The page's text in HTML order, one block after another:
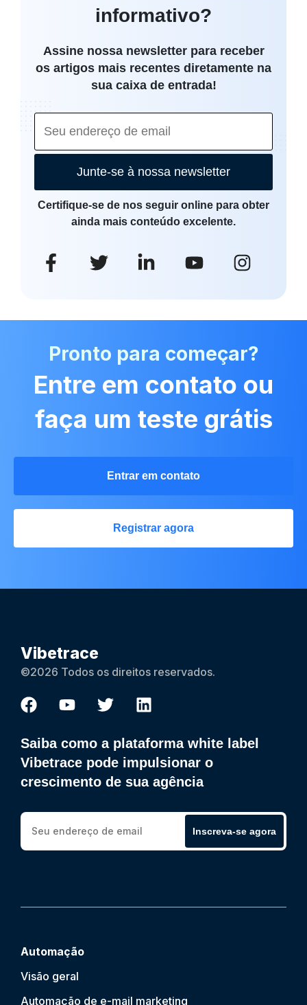
informativo?
Assine nossa newsletter para receber
os artigos mais recentes diretamente na
sua caixa de entrada!
Junte-se à nossa newsletter
Certifique-se de nos seguir online para obter
ainda mais conteúdo excelente.
Pronto para começar?
Entre em contato ou
faça um teste grátis
Entrar em contato
Registrar agora
Vibetrace
©2026 Todos os direitos reservados.
Saiba como a plataforma white label
Vibetrace pode impulsionar o
crescimento de sua agência
Inscreva-se agora
Automação
Visão geral
Automação de e-mail marketing